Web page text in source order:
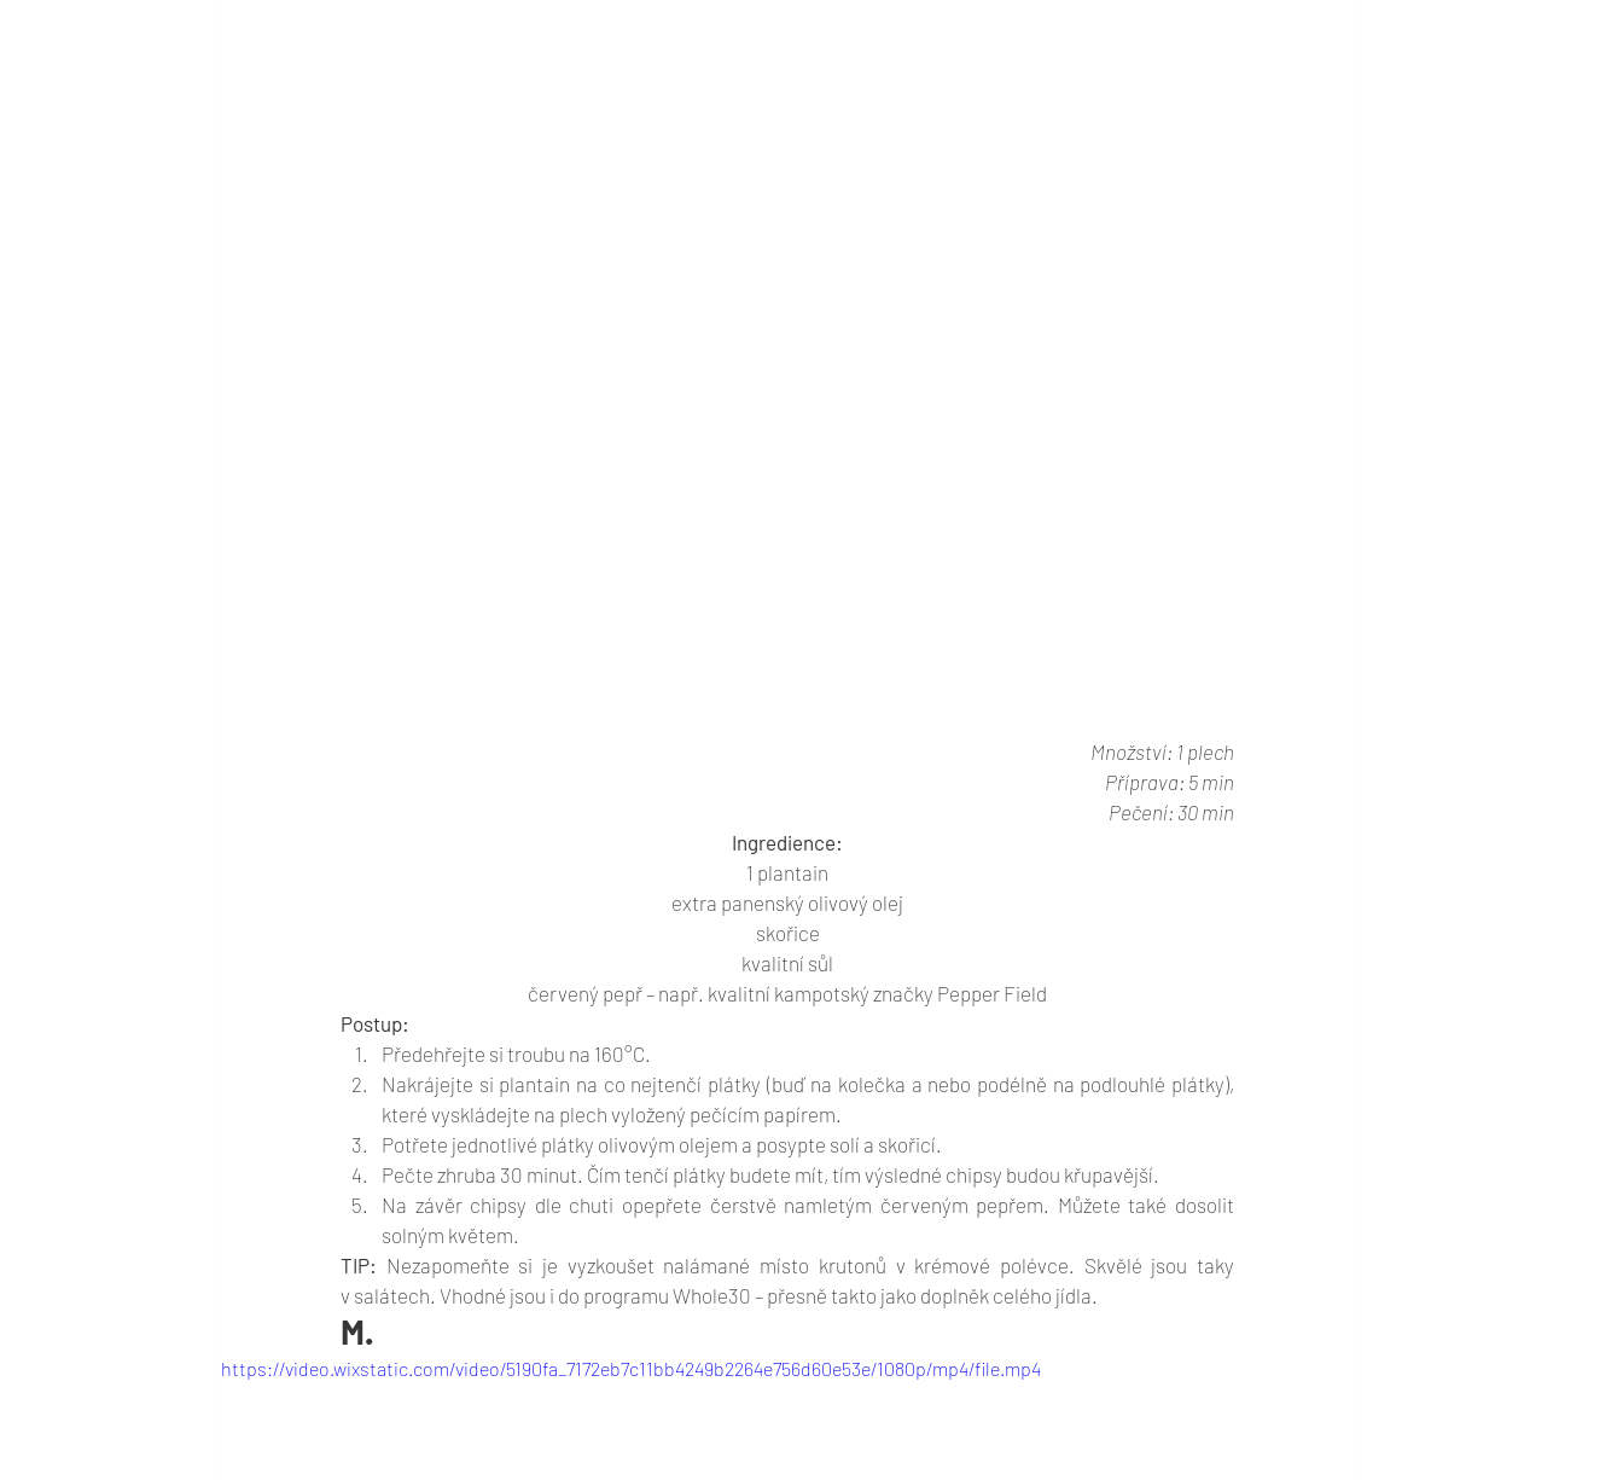
Množství: 1 plech
Příprava: 5 min
Pečení: 30 min
Ingredience:
1 plantain
extra panenský olivový olej
skořice
kvalitní sůl
červený pepř – např. kvalitní kampotský značky Pepper Field
Postup:
Předehřejte si troubu na 160°C.
Nakrájejte si plantain na co nejtenčí plátky (buď na kolečka a nebo podélně na podlouhlé plátky),
které vyskládejte na plech vyložený pečícím papírem.
Potřete jednotlivé plátky olivovým olejem a posypte solí a skořicí.
Pečte zhruba 30 minut. Čím tenčí plátky budete mít, tím výsledné chipsy budou křupavější.
Na závěr chipsy dle chuti opepřete čerstvě namletým červeným pepřem. Můžete také dosolit
solným květem.
TIP: Nezapomeňte si je vyzkoušet nalámané místo krutonů v krémové polévce. Skvělé jsou taky
v salátech. Vhodné jsou i do programu Whole30 – přesně takto jako doplněk celého jídla.
M.
https://video.wixstatic.com/video/5190fa_7172eb7c11bb4249b2264e756d60e53e/1080p/mp4/file.mp4